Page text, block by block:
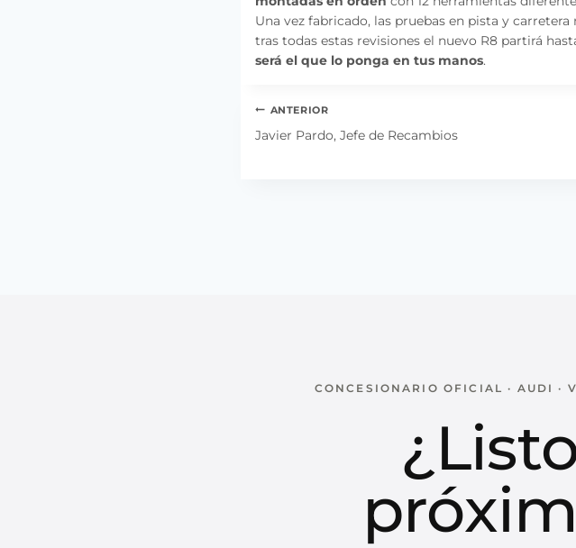
Una vez fabricado, las pruebas en pista y
tras todas estas revisiones el nuevo R8 partirá
será el que lo ponga en tus manos.
Navegación
de
ANTERIOR
Javier Pardo, Jefe de Recambios
CONCESIONARIO OFICIAL · AUDI ·